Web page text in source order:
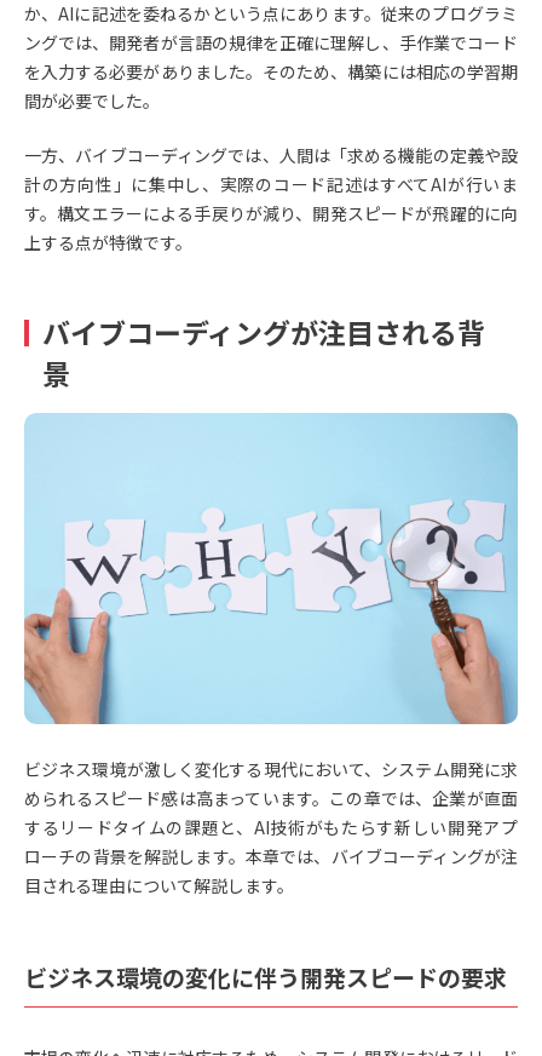
か、AIに記述を委ねるかという点にあります。従来のプログラミ
ングでは、開発者が言語の規律を正確に理解し、手作業でコード
を入力する必要がありました。そのため、構築には相応の学習期
間が必要でした。
一方、バイブコーディングでは、人間は「求める機能の定義や設
計の方向性」に集中し、実際のコード記述はすべてAIが行いま
す。構文エラーによる手戻りが減り、開発スピードが飛躍的に向
上する点が特徴です。
バイブコーディングが注目される背
景
ビジネス環境が激しく変化する現代において、システム開発に求
められるスピード感は高まっています。この章では、企業が直面
するリードタイムの課題と、AI技術がもたらす新しい開発アプ
ローチの背景を解説します。本章では、バイブコーディングが注
目される理由について解説します。
ビジネス環境の変化に伴う開発スピードの要求